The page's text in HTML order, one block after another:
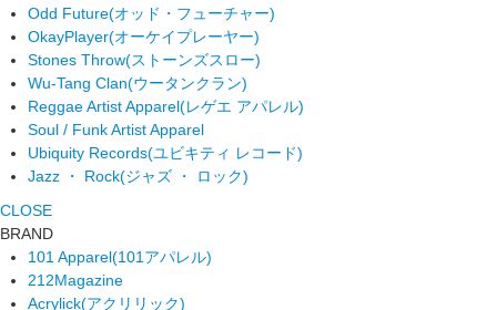
Odd Future(オッド・フューチャー)
OkayPlayer(オーケイプレーヤー)
Stones Throw(ストーンズスロー)
Wu-Tang Clan(ウータンクラン)
Reggae Artist Apparel(レゲエ アパレル)
Soul / Funk Artist Apparel
Ubiquity Records(ユビキティ レコード)
Jazz ・ Rock(ジャズ ・ ロック)
CLOSE
BRAND
101 Apparel(101アパレル)
212Magazine
Acrylick(アクリリック)